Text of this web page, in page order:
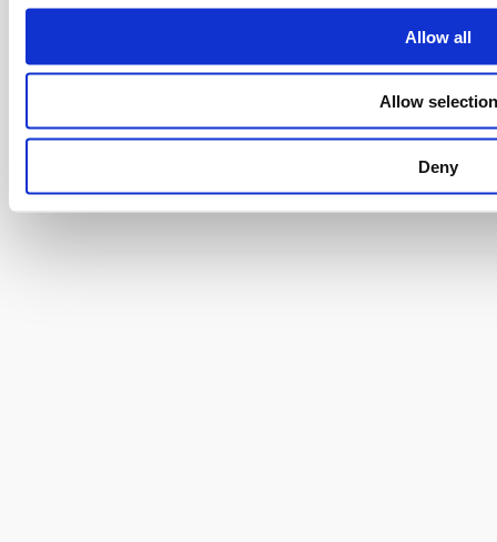
Allow all
Allow selection
Deny